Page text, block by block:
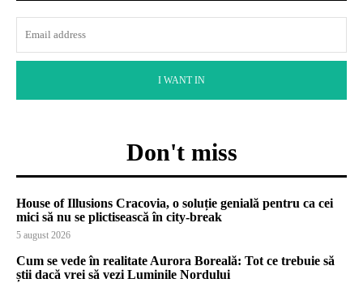
I WANT IN
Don't miss
House of Illusions Cracovia, o soluție genială pentru ca cei
mici să nu se plictisească în city-break
5 august 2026
Cum se vede în realitate Aurora Boreală: Tot ce trebuie să
știi dacă vrei să vezi Luminile Nordului